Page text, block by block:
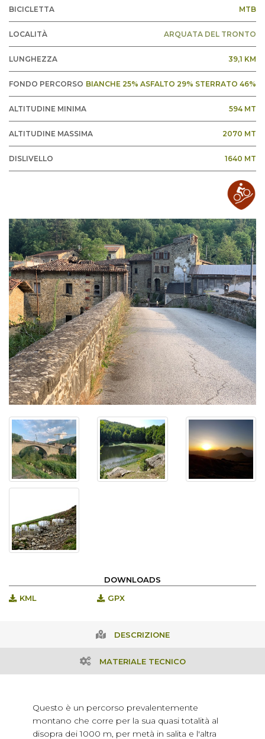
BICICLETTA MTB
LOCALITÀ ARQUATA DEL TRONTO
LUNGHEZZA 39,1 KM
FONDO PERCORSO BIANCHE 25% ASFALTO 29% STERRATO 46%
ALTITUDINE MINIMA 594 MT
ALTITUDINE MASSIMA 2070 MT
DISLIVELLO 1640 MT
DOWNLOADS
KML
GPX
DESCRIZIONE
MATERIALE TECNICO
Questo è un percorso prevalentemente
montano che corre per la sua quasi totalità al
disopra dei 1000 m, per metà in salita e l'altra